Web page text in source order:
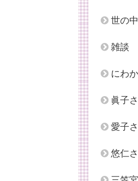
世の
雑談
にわ
眞子
愛子
悠仁